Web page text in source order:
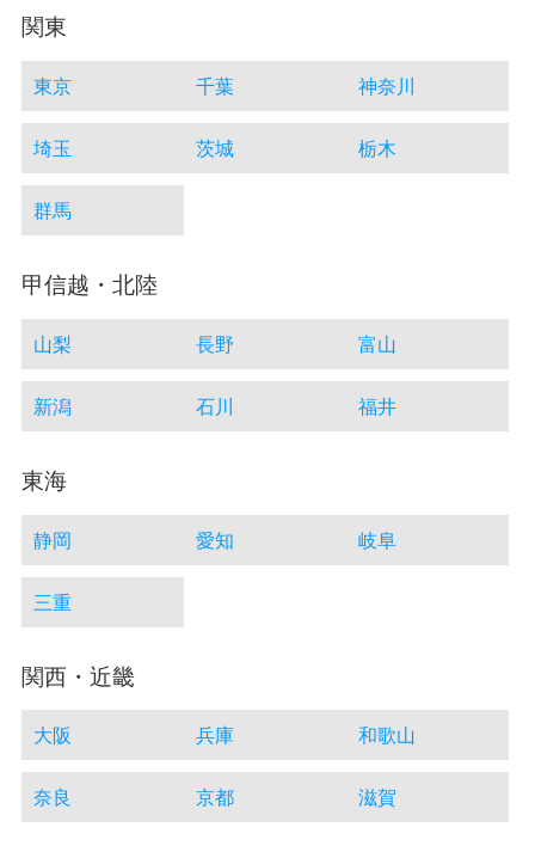
関東
東京 千葉 神奈川
埼玉 茨城 栃木
群馬
甲信越・北陸
山梨 長野 富山
新潟 石川 福井
東海
静岡 愛知 岐阜
三重
関西・近畿
大阪 兵庫 和歌山
奈良 京都 滋賀